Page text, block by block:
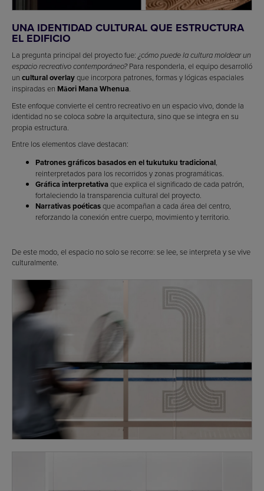
UNA IDENTIDAD CULTURAL QUE ESTRUCTURA
EL EDIFICIO
La pregunta principal del proyecto fue: ¿cómo puede la cultura moldear un
espacio recreativo contemporáneo?Para responderla, el equipo desarrolló
un cultural overlayque incorpora patrones, formas y lógicas espaciales
inspiradas en Māori Mana Whenua
Este enfoque convierte el centro recreativo en un espacio vivo, donde la
identidad no se coloca sobre la arquitectura, sino que se integra en su
propia estructura.
Entre los elementos clave destacan:
Patrones gráficos basados en el tukutuku tradicional
reinterpretados para los recorridos y zonas programáticas.
Gráfica interpretativaque explica el significado de cada patrón,
fortaleciendo la transparencia cultural del proyecto.
Narrativas poéticasque acompañan a cada área del centro,
reforzando la conexión entre cuerpo, movimiento y territorio.
De este modo, el espacio no solo se recorre: se lee, se interpreta y se vive
culturalmente.